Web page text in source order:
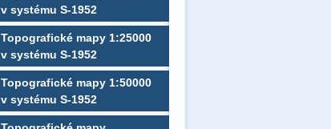
v systému S-1952
Topografické mapy 1:25000
v systému S-1952
Topografické mapy 1:50000
v systému S-1952